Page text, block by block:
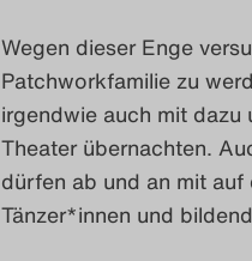
Wegen dieser Enge
Patchworkfamilie zu
irgendwie auch mit
Theater übernachten.
dürfen ab und an mit
Tänzer*innen und